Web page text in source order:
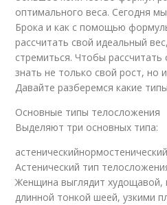
оптимального веса. Сегодня
Брока и как с помощью
рассчитать свой идеальный
стремиться. Чтобы
знать не только свой рост, но
Давайте разберемся какие
Основные типы телосложения
Выделяют три основных типа:
Астенический тип
Женщина выглядит худощавой,
длинной тонкой шеей, узкими